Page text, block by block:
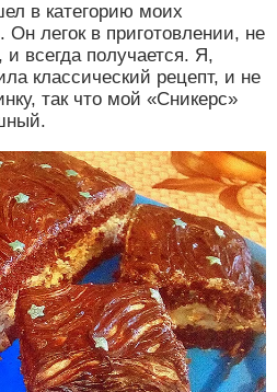
в категорию моих
легок в приготовлении, не
всегда получается. Я,
классический рецепт, и не
так что мой «Сникерс»